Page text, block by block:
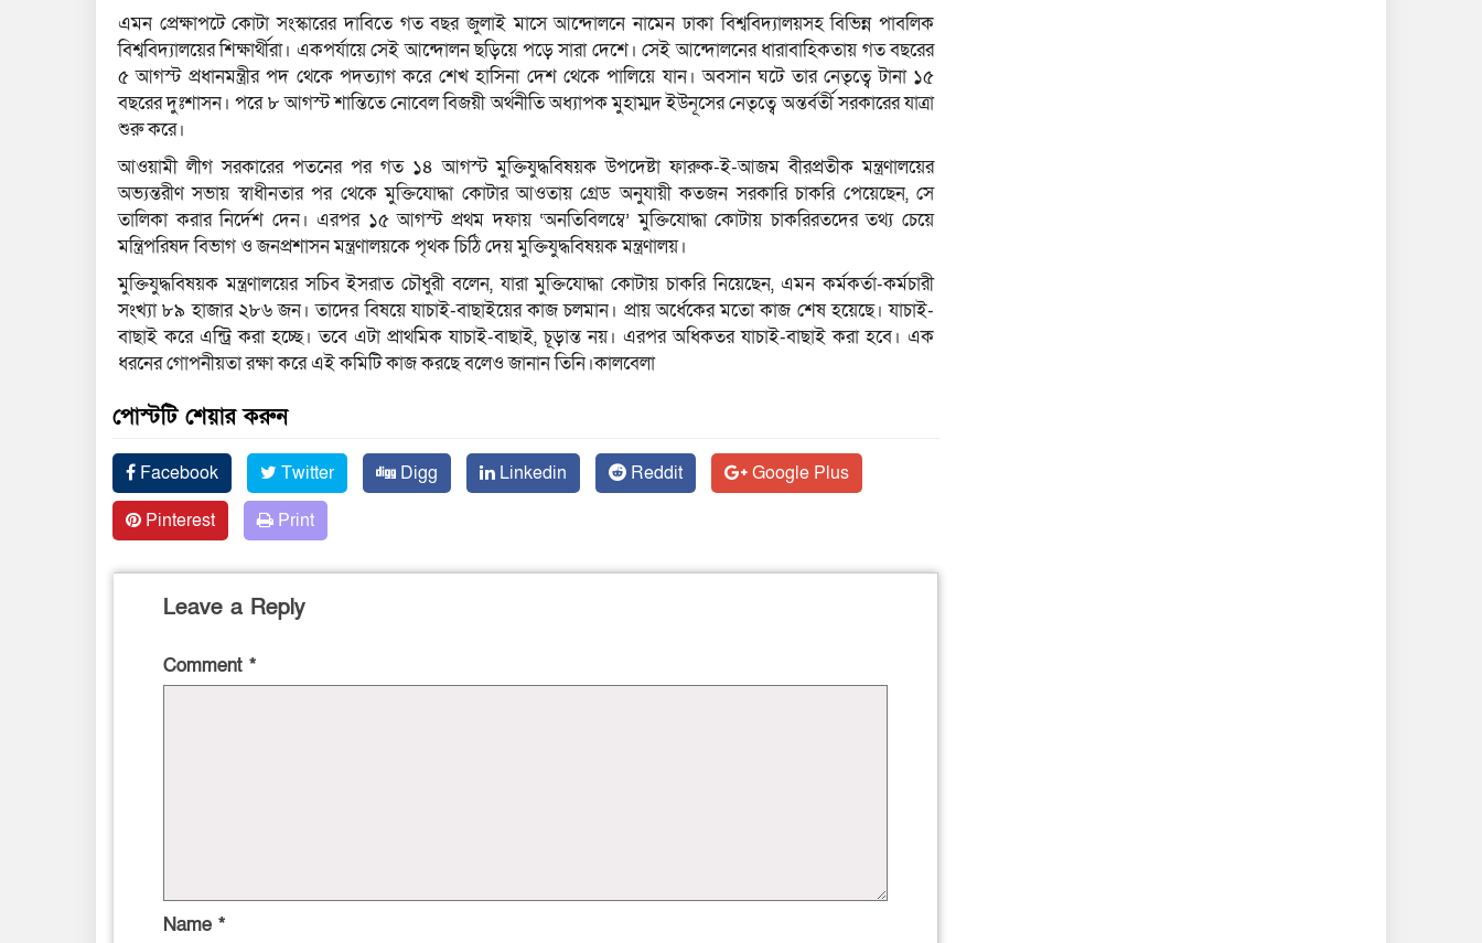
এমন প্রেক্ষাপটে কোটা সংস্কারের দাবিতে গত বছর জুলাই মাসে আন্দোলনে নামেন ঢাকা বিশ্ববিদ্যালয়সহ বিভিন্ন পাবলিক
বিশ্ববিদ্যালয়ের শিক্ষার্থীরা। একপর্যায়ে সেই আন্দোলন ছড়িয়ে পড়ে সারা দেশে। সেই আন্দোলনের ধারাবাহিকতায় গত বছরের
৫ আগস্ট প্রধানমন্ত্রীর পদ থেকে পদত্যাগ করে শেখ হাসিনা দেশ থেকে পালিয়ে যান। অবসান ঘটে তার নেতৃত্বে টানা ১৫
বছরের দুঃশাসন। পরে ৮ আগস্ট শান্তিতে নোবেল বিজয়ী অর্থনীতি অধ্যাপক মুহাম্মদ ইউনূসের নেতৃত্বে অন্তর্বর্তী সরকারের যাত্রা
শুরু করে।
আওয়ামী লীগ সরকারের পতনের পর গত ১৪ আগস্ট মুক্তিযুদ্ধবিষয়ক উপদেষ্টা ফারুক-ই-আজম বীরপ্রতীক মন্ত্রণালয়ের
অভ্যন্তরীণ সভায় স্বাধীনতার পর থেকে মুক্তিযোদ্ধা কোটার আওতায় গ্রেড অনুযায়ী কতজন সরকারি চাকরি পেয়েছেন, সে
তালিকা করার নির্দেশ দেন। এরপর ১৫ আগস্ট প্রথম দফায় ‘অনতিবিলম্বে’ মুক্তিযোদ্ধা কোটায় চাকরিরতদের তথ্য চেয়ে
মন্ত্রিপরিষদ বিভাগ ও জনপ্রশাসন মন্ত্রণালয়কে পৃথক চিঠি দেয় মুক্তিযুদ্ধবিষয়ক মন্ত্রণালয়।
মুক্তিযুদ্ধবিষয়ক মন্ত্রণালয়ের সচিব ইসরাত চৌধুরী বলেন, যারা মুক্তিযোদ্ধা কোটায় চাকরি নিয়েছেন, এমন কর্মকর্তা-কর্মচারী
সংখ্যা ৮৯ হাজার ২৮৬ জন। তাদের বিষয়ে যাচাই-বাছাইয়ের কাজ চলমান। প্রায় অর্ধেকের মতো কাজ শেষ হয়েছে। যাচাই-
বাছাই করে এন্ট্রি করা হচ্ছে। তবে এটা প্রাথমিক যাচাই-বাছাই, চূড়ান্ত নয়। এরপর অধিকতর যাচাই-বাছাই করা হবে। এক
ধরনের গোপনীয়তা রক্ষা করে এই কমিটি কাজ করছে বলেও জানান তিনি।কালবেলা
পোস্টটি শেয়ার করুন
Facebook Twitter Digg Linkedin Reddit
Google Plus
Pinterest
Print
Leave a Reply
Comment *
Name *